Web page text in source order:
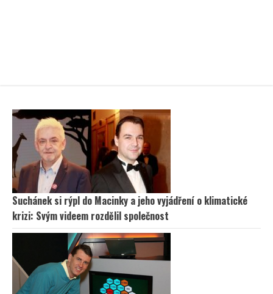
Suchánek si rýpl do Macinky a jeho vyjádření o klimatické
krizi: Svým videem rozdělil společnost